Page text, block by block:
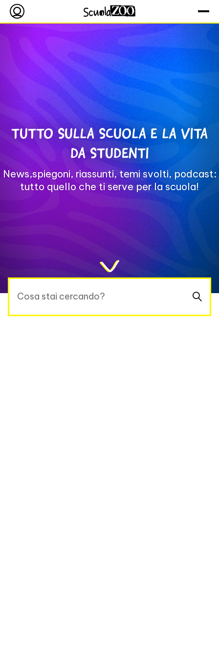
TUTTO SULLA SCUOLA E LA VITA
DA STUDENTI
News,spiegoni, riassunti, temi svolti, podcast:
tutto quello che ti serve per la scuola!
Cosa stai cercando?